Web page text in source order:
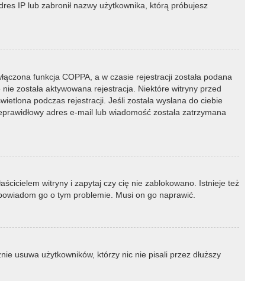
IP lub zabronił nazwy użytkownika, którą próbujesz
funkcja COPPA, a w czasie rejestracji została podana
została aktywowana rejestracja. Niektóre witryny przed
podczas rejestracji. Jeśli została wysłana do ciebie
adres e-mail lub wiadomość została zatrzymana
witryny i zapytaj czy cię nie zablokowano. Istnieje też
go o tym problemie. Musi on go naprawić.
usuwa użytkowników, którzy nic nie pisali przez dłuższy